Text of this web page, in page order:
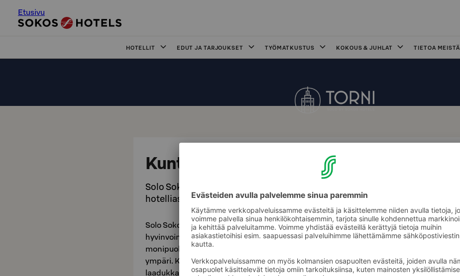
Etusivu
HOTELLIT EDUT JA TARJOUKSET TYÖMATKUSTUS KOKOUS & JUHLAT TIETOA MEISTÄ
Kuntosali
Solo Sokos Hotel Tornin kuntosali on ympäri vuorokauden veloituksetta
hotelliasiakkaiden käytössä.
Solo Sokos Hotel Tornin kuntosali on kompakti ja tyylikäs
hyvinvointitila, joka tarjoaa hotellivieraille mahdollisuuden
monipuoliseen ja aktiiviseen liikuntaan maksutta vuorokauden
ympäri. Kellarikerroksessa sijaitseva kuntosali on varustettu
laadukkailla perus kuntoiluvälineillä. Näillä välineillä saa helposti